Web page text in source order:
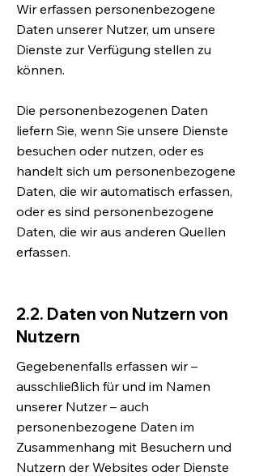
Wir erfassen personenbezogene
Daten unserer Nutzer, um unsere
Dienste zur Verfügung stellen zu
können.
Die personenbezogenen Daten
liefern Sie, wenn Sie unsere Dienste
besuchen oder nutzen, oder es
handelt sich um personenbezogene
Daten, die wir automatisch erfassen,
oder es sind personenbezogene
Daten, die wir aus anderen Quellen
erfassen.
2.2. Daten von Nutzern von
Nutzern
Gegebenenfalls erfassen wir –
ausschließlich für und im Namen
unserer Nutzer – auch
personenbezogene Daten im
Zusammenhang mit Besuchern und
Nutzern der Websites oder Dienste